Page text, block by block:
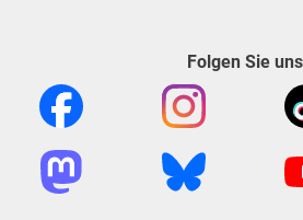
Folgen Sie uns